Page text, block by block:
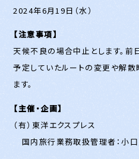
2024年6月19日（水）
【注意事項】
天候不良の場合中止とします。前
予定していたルートの変更や解
ます。
【主催・企画】
（有）東洋エクスプレス
国内旅行業務取扱管理者：小